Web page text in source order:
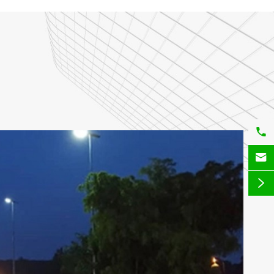


